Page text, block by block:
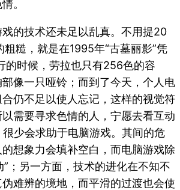
。
的技术还未足以乱真。不用提20
糙，就是在1995年“古墓丽影”凭
的时候，劳拉也只有256色的容
像一只哑铃；而到了今天，个人电
仍不足以使人忘记，这样的视觉符
需要寻求色情的人，宁愿去看互动
少会求助于电脑游戏。其间的危
想象力会填补空白，而电脑游戏除
”；另一方面，技术的进化在不知不
难辨的境地，而平滑的过渡也会使